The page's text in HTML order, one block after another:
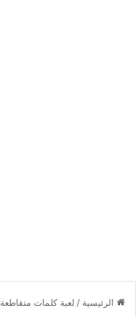
الرئيسية / لعبة كلمات متقاطعة